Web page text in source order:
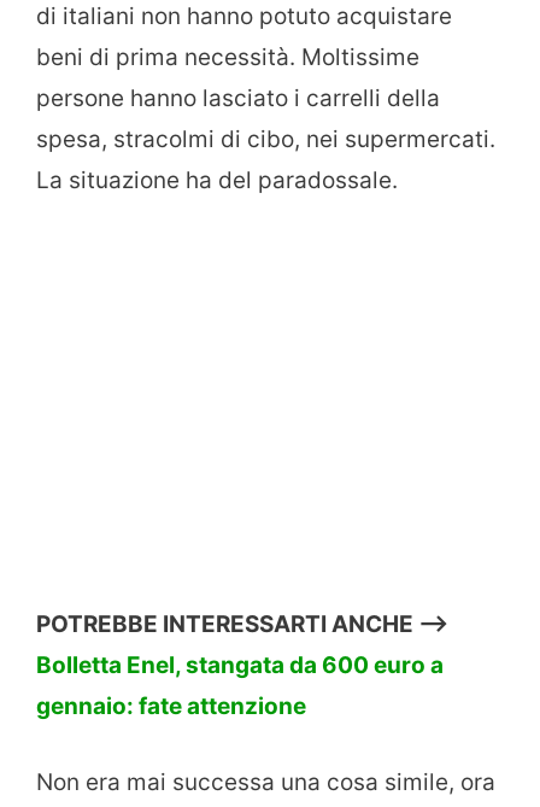
di italiani non hanno potuto acquistare
beni di prima necessità. Moltissime
persone hanno lasciato i carrelli della
spesa, stracolmi di cibo, nei supermercati.
La situazione ha del paradossale.
POTREBBE INTERESSARTI ANCHE —>
Bolletta Enel, stangata da 600 euro a
gennaio: fate attenzione
Non era mai successa una cosa simile, ora